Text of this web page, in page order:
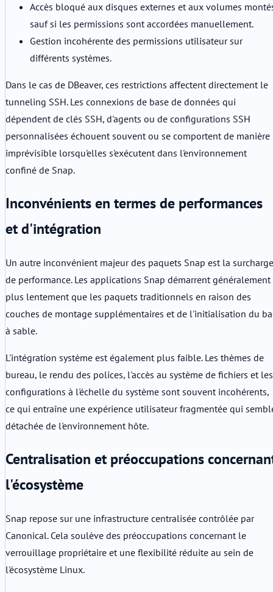
Accès bloqué aux disques externes et aux volumes
sauf si les permissions sont accordées manuellement.
Gestion incohérente des permissions utilisateur sur
différents systèmes.
Dans le cas de DBeaver, ces restrictions affectent directement le
tunneling SSH. Les connexions de base de données qui
dépendent de clés SSH, d'agents ou de configurations SSH
personnalisées échouent souvent ou se comportent de manière
imprévisible lorsqu'elles s'exécutent dans l'environnement
confiné de Snap.
Inconvénients en termes de performances
et d'intégration
Un autre inconvénient majeur des paquets Snap est la surcharge
de performance. Les applications Snap démarrent généralement
plus lentement que les paquets traditionnels en raison des
couches de montage supplémentaires et de l'initialisation du
à sable.
L'intégration système est également plus faible. Les thèmes de
bureau, le rendu des polices, l'accès au système de fichiers et les
configurations à l'échelle du système sont souvent incohérents,
ce qui entraîne une expérience utilisateur fragmentée qui
détachée de l'environnement hôte.
Centralisation et préoccupations
l'écosystème
Snap repose sur une infrastructure centralisée contrôlée par
Canonical. Cela soulève des préoccupations concernant le
verrouillage propriétaire et une flexibilité réduite au sein de
l'écosystème Linux.